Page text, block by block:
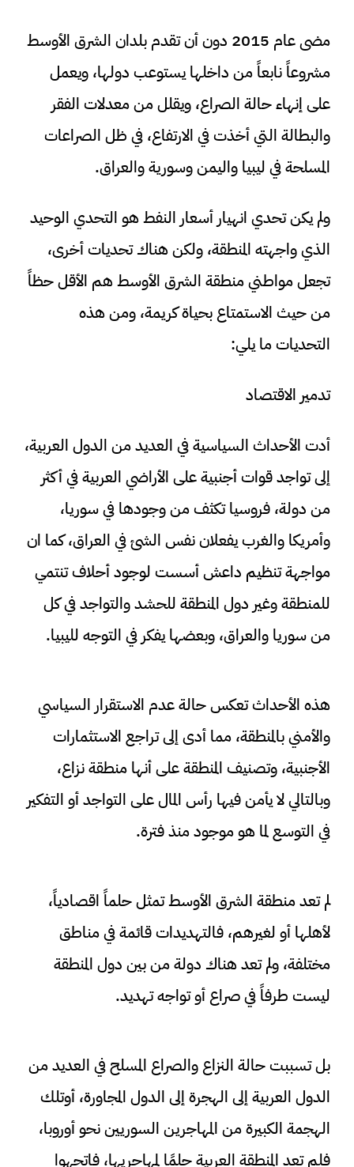
مضى عام 2015 دون أن تقدم بلدان الشرق الأوسط
مشروعاً نابعاً من داخلها يستوعب دولها، ويعمل
على إنهاء حالة الصراع، ويقلل من معدلات الفقر
والبطالة التي أخذت في الارتفاع، في ظل الصراعات
المسلحة في ليبيا واليمن وسورية والعراق.
ولم يكن تحدي انهيار أسعار النفط هو التحدي الوحيد
الذي واجهته المنطقة، ولكن هناك تحديات أخرى،
تجعل مواطني منطقة الشرق الأوسط هم الأقل حظاً
من حيث الاستمتاع بحياة كريمة، ومن هذه
التحديات ما يلي:
تدمير الاقتصاد
أدت الأحداث السياسية في العديد من الدول العربية،
إلى تواجد قوات أجنبية على الأراضي العربية في أكثر
من دولة، فروسيا تكثف من وجودها في سوريا،
وأمريكا والغرب يفعلان نفس الشئ في العراق، كما ان
مواجهة تنظيم داعش أسست لوجود أحلاف تنتمي
للمنطقة وغير دول المنطقة للحشد والتواجد في كل
من سوريا والعراق، وبعضها يفكر في التوجه لليبيا.
هذه الأحداث تعكس حالة عدم الاستقرار السياسي
والأمني بالمنطقة، مما أدى إلى تراجع الاستثمارات
الأجنبية، وتصنيف المنطقة على أنها منطقة نزاع،
وبالتالي لا يأمن فيها رأس المال على التواجد أو التفكير
في التوسع لما هو موجود منذ فترة.
لم تعد منطقة الشرق الأوسط تمثل حلماً اقصادياً،
لأهلها أو لغيرهم، فالتهديدات قائمة في مناطق
مختلفة، ولم تعد هناك دولة من بين دول المنطقة
ليست طرفاً في صراع أو تواجه تهديد.
بل تسببت حالة النزاع والصراع المسلح في العديد من
الدول العربية إلى الهجرة إلى الدول المجاورة، أوتلك
الهجمة الكبيرة من المهاجرين السوريين نحو أوروبا،
فلم تعد المنطقة العربية حلمًا لمهاجريها، فاتجهوا